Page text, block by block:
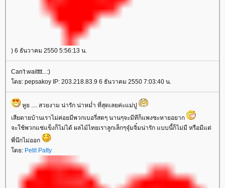
) 6 ธันวาคม 2550 5:56:13 น.
Can't waitttt...:)
ดย: pepsakoy IP: 203.218.83.9 6 ธันวาคม 2550 7:03:40 น.
หูย .... สวยงาม น่ารัก น่าหม่ำ ที่สุดเลยค่ะแม่ปู
เสียดายบ้านเราไม่ค่อยมีพวกเบอรี่สดๆ นานๆจะมีทีก็แพงซะหายอยาก
จะใช้พวกแช่แข็งก็ไม่ได้ ผลไม้ไทยเราลูกเล็กๆจุ๋มจิ๋มน่ารัก แบบนี้ก็ไม่มี หรือมีแต่
พี่นึกไม่ออก
ดย: Petit Patty